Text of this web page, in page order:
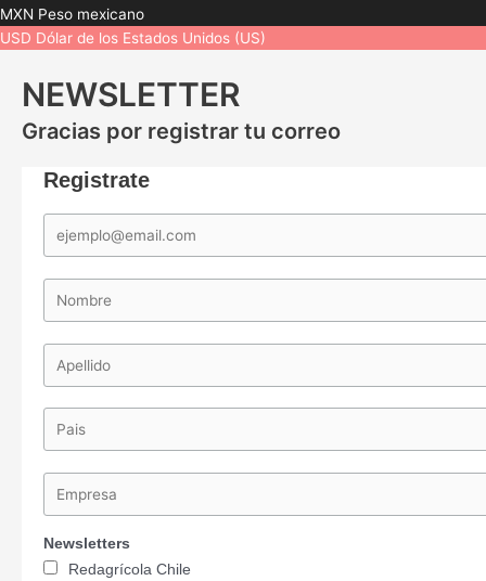
MXN Peso mexicano
USD Dólar de los Estados Unidos (US)
NEWSLETTER
Gracias por registrar tu correo
Registrate
Newsletters
Redagrícola Chile